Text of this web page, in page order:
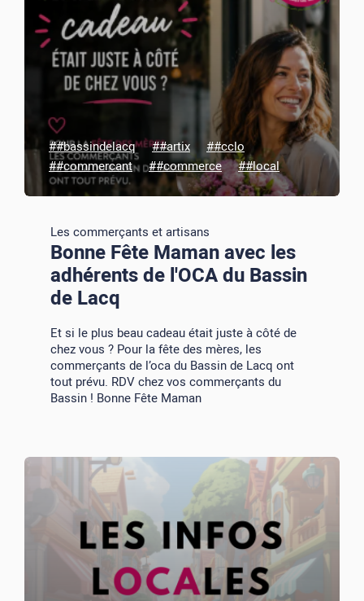
##bassindelacq ##artix
##cclo
##commercant
##commerce ##local
Les commerçants et artisans
Bonne Fête Maman avec les
adhérents de l'OCA du Bassin
de Lacq
Et si le plus beau cadeau était juste à côté de
chez vous ? Pour la fête des mères, les
commerçants de l’oca du Bassin de Lacq ont
tout prévu. RDV chez vos commerçants du
Bassin ! Bonne Fête Maman